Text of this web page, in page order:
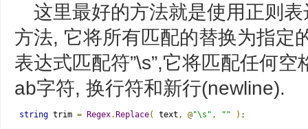
这里最好的方法就是使用正则
方法, 它将所有匹配的替换为指定
表达式匹配符”\s”,它将匹配任何
ab字符, 换行符和新行(newline).
string trim = Regex. Replace( text , @"\s" , "" );